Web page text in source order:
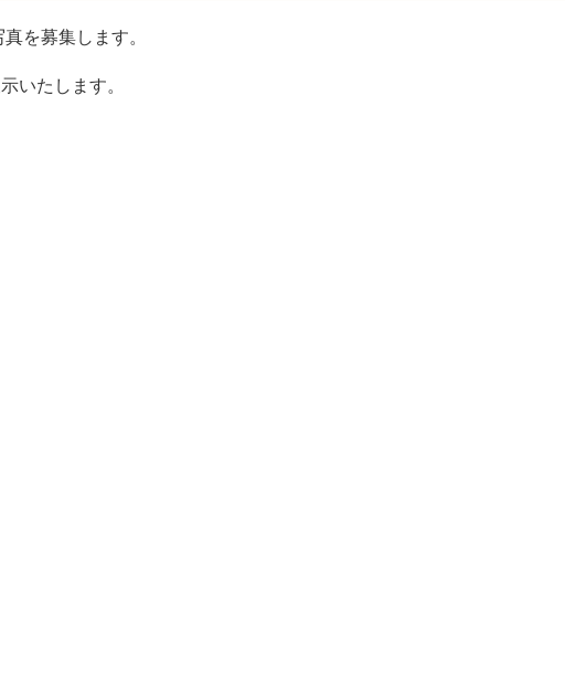
を募集します。
いたします。